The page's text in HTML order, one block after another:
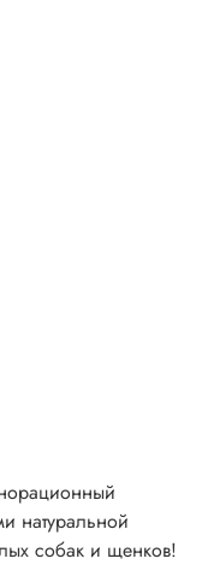
натуральной
собак и щенков!